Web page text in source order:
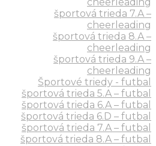
športová trieda 7.A –
cheerleading
športová trieda 8.A –
cheerleading
športová trieda 9.A –
cheerleading
Športové triedy - futbal
športová trieda 5.A – futbal
športová trieda 6.A – futbal
športová trieda 6.D – futbal
športová trieda 7.A – futbal
športová trieda 8.A – futbal